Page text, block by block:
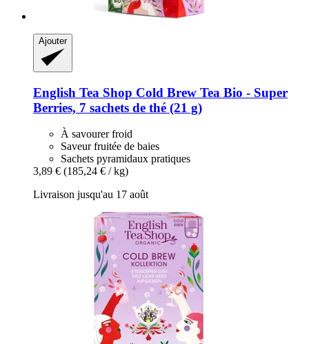
Ajouter
English Tea Shop Cold Brew Tea Bio -​ Super
Berries, 7 sachets de thé (21 g)
À savourer froid
Saveur fruitée de baies
Sachets pyramidaux pratiques
3,89 € (185,24 € / kg)
Livraison jusqu'au 17 août